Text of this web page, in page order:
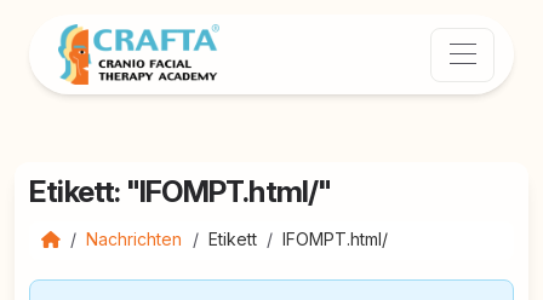
Etikett: "IFOMPT.html/"
Nachrichten Etikett IFOMPT.html/